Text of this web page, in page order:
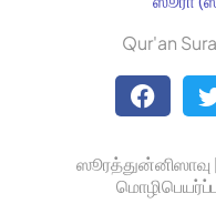
Jan Trust Foundation
Mufti Omar Sheriff
Qur'an